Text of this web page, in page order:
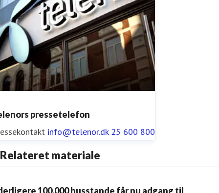
pressetelefon
info@telenor.dk 25 600 800
Relateret materiale
100.000 husstande får nu adgang til